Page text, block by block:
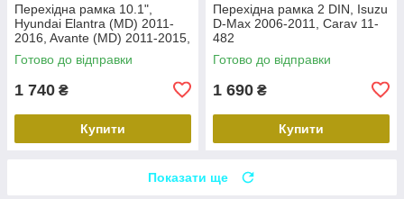
Перехідна рамка 10.1",
Hyundai Elantra (MD) 2011-
2016, Avante (MD) 2011-2015,
Carav 22-2314
Готово до відправки
1 740 ₴
Купити
Перехідна рамка 2 DIN, Isuzu
D-Max 2006-2011, Carav 11-
482
Готово до відправки
1 690 ₴
Купити
Показати ще